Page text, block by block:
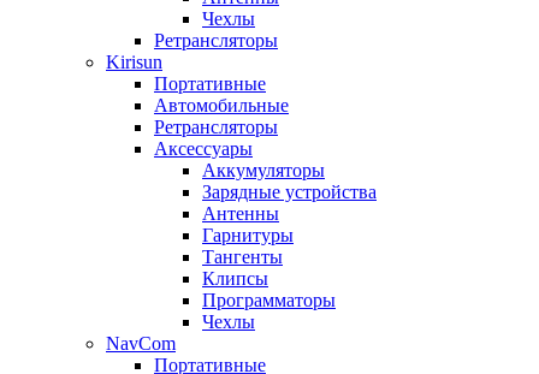
Чехлы
Ретрансляторы
Kirisun
Портативные
Автомобильные
Ретрансляторы
Аксессуары
Аккумуляторы
Зарядные устройства
Антенны
Гарнитуры
Тангенты
Клипсы
Программаторы
Чехлы
NavCom
Портативные